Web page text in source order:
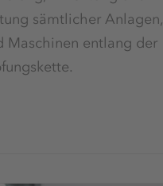
sämtlicher Anlagen,
Maschinen entlang der